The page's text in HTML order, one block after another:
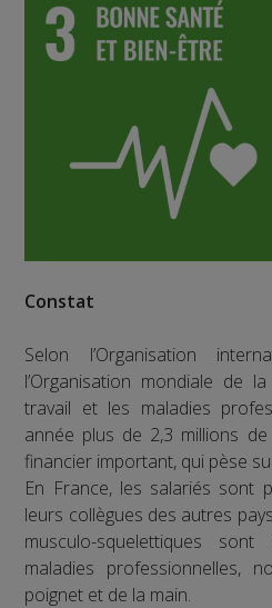
Constat
Selon l’Organisation
l’Organisation mondiale de
travail et les maladies
année plus de 2,3 millions
financier important, qui pèse
En France, les salariés sont
leurs collègues des autres
musculo-squelettiques
maladies professionnelles,
poignet et de la main.